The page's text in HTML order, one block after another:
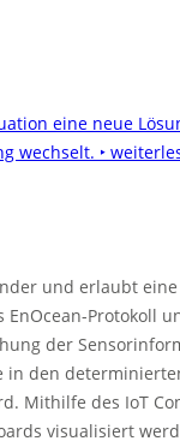
eine neue
wechselt. ‣
und erlaubt
Protokoll
der
in den
Mithilfe des IoT
visualisiert